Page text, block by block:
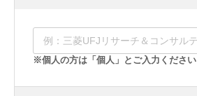
※個人の方は「個人」とご入力ください